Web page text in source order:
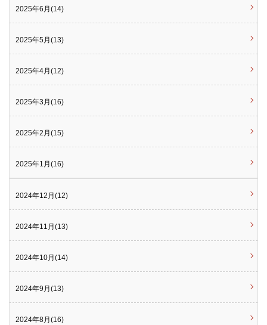
2025年6月(14)
2025年5月(13)
2025年4月(12)
2025年3月(16)
2025年2月(15)
2025年1月(16)
2024年12月(12)
2024年11月(13)
2024年10月(14)
2024年9月(13)
2024年8月(16)